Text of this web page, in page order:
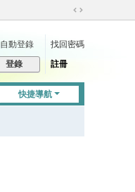
切
到
自動登錄
找回密碼
登錄 註冊
快捷導航